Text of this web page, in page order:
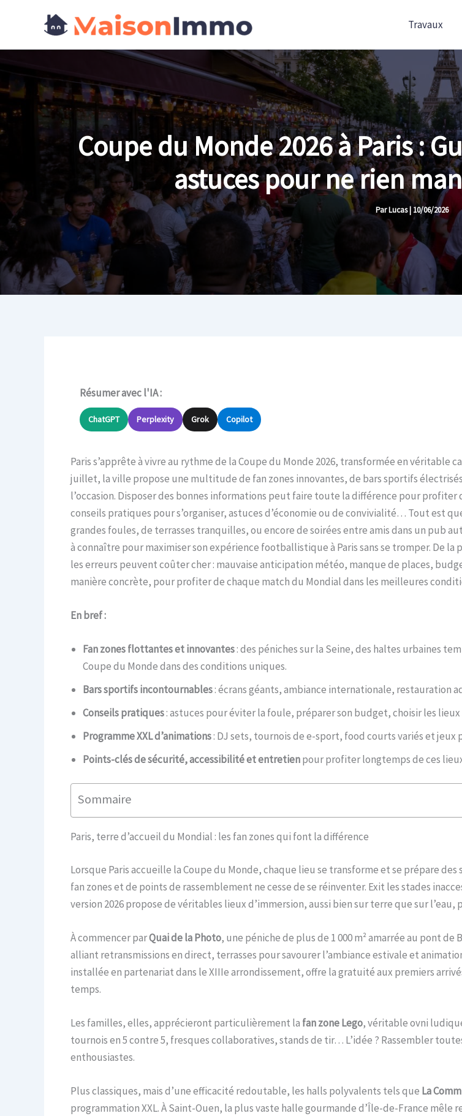
Travaux
Coupe du Monde 2026 à Paris :
astuces pour ne rien
ParLucas| 10/06/2026
Résumer avec l'IA :
ChatGPT Perplexity Grok Copilot
Paris s’apprête à vivre au rythme de la Coupe du Monde 2026, transformée en véritable
juillet, la ville propose une multitude de fan zones innovantes, de bars sportifs
l’occasion. Disposer des bonnes informations peut faire toute la différence pour
conseils pratiques pour s’organiser, astuces d’économie ou de convivialité… Tout est
grandes foules, de terrasses tranquilles, ou encore de soirées entre amis dans un pub
à connaître pour maximiser son expérience footballistique à Paris sans se tromper. De
les erreurs peuvent coûter cher : mauvaise anticipation météo, manque de places,
manière concrète, pour profiter de chaque match du Mondial dans les meilleures
En bref :
Fan zones flottantes et innovantes: des péniches sur la Seine, des haltes urbaines
Coupe du Monde dans des conditions uniques.
Bars sportifs incontournables: écrans géants, ambiance internationale, restauration
Conseils pratiques: astuces pour éviter la foule, préparer son budget, choisir les
Programme XXL d’animations: DJ sets, tournois de e-sport, food courts variés et jeux
Points-clés de sécurité, accessibilité et entretienpour profiter longtemps de ces
Sommaire
Paris, terre d’accueil du Mondial : les fan zones qui font la différence
Lorsque Paris accueille la Coupe du Monde, chaque lieu se transforme et se prépare
fan zones et de points de rassemblement ne cesse de se réinventer. Exit les stades
version 2026 propose de véritables lieux d’immersion, aussi bien sur terre que sur
À commencer parQuai de la Photo, une péniche de plus de 1 000 m² amarrée au pont
alliant retransmissions en direct, terrasses pour savourer l’ambiance estivale et
installée en partenariat dans le XIIIe arrondissement, offre la gratuité aux premiers
temps.
Les familles, elles, apprécieront particulièrement la fan zone Lego, véritable ovni
tournois en 5 contre 5, fresques collaboratives, stands de tir… L’idée ? Rassembler
enthousiastes.
Plus classiques, mais d’une efficacité redoutable, les halls polyvalents tels que La
programmation XXL. À Saint-Ouen, la plus vaste halle gourmande d’Île-de-France mêle